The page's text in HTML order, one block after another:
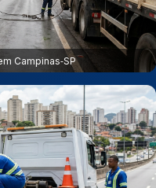
Campinas‑SP